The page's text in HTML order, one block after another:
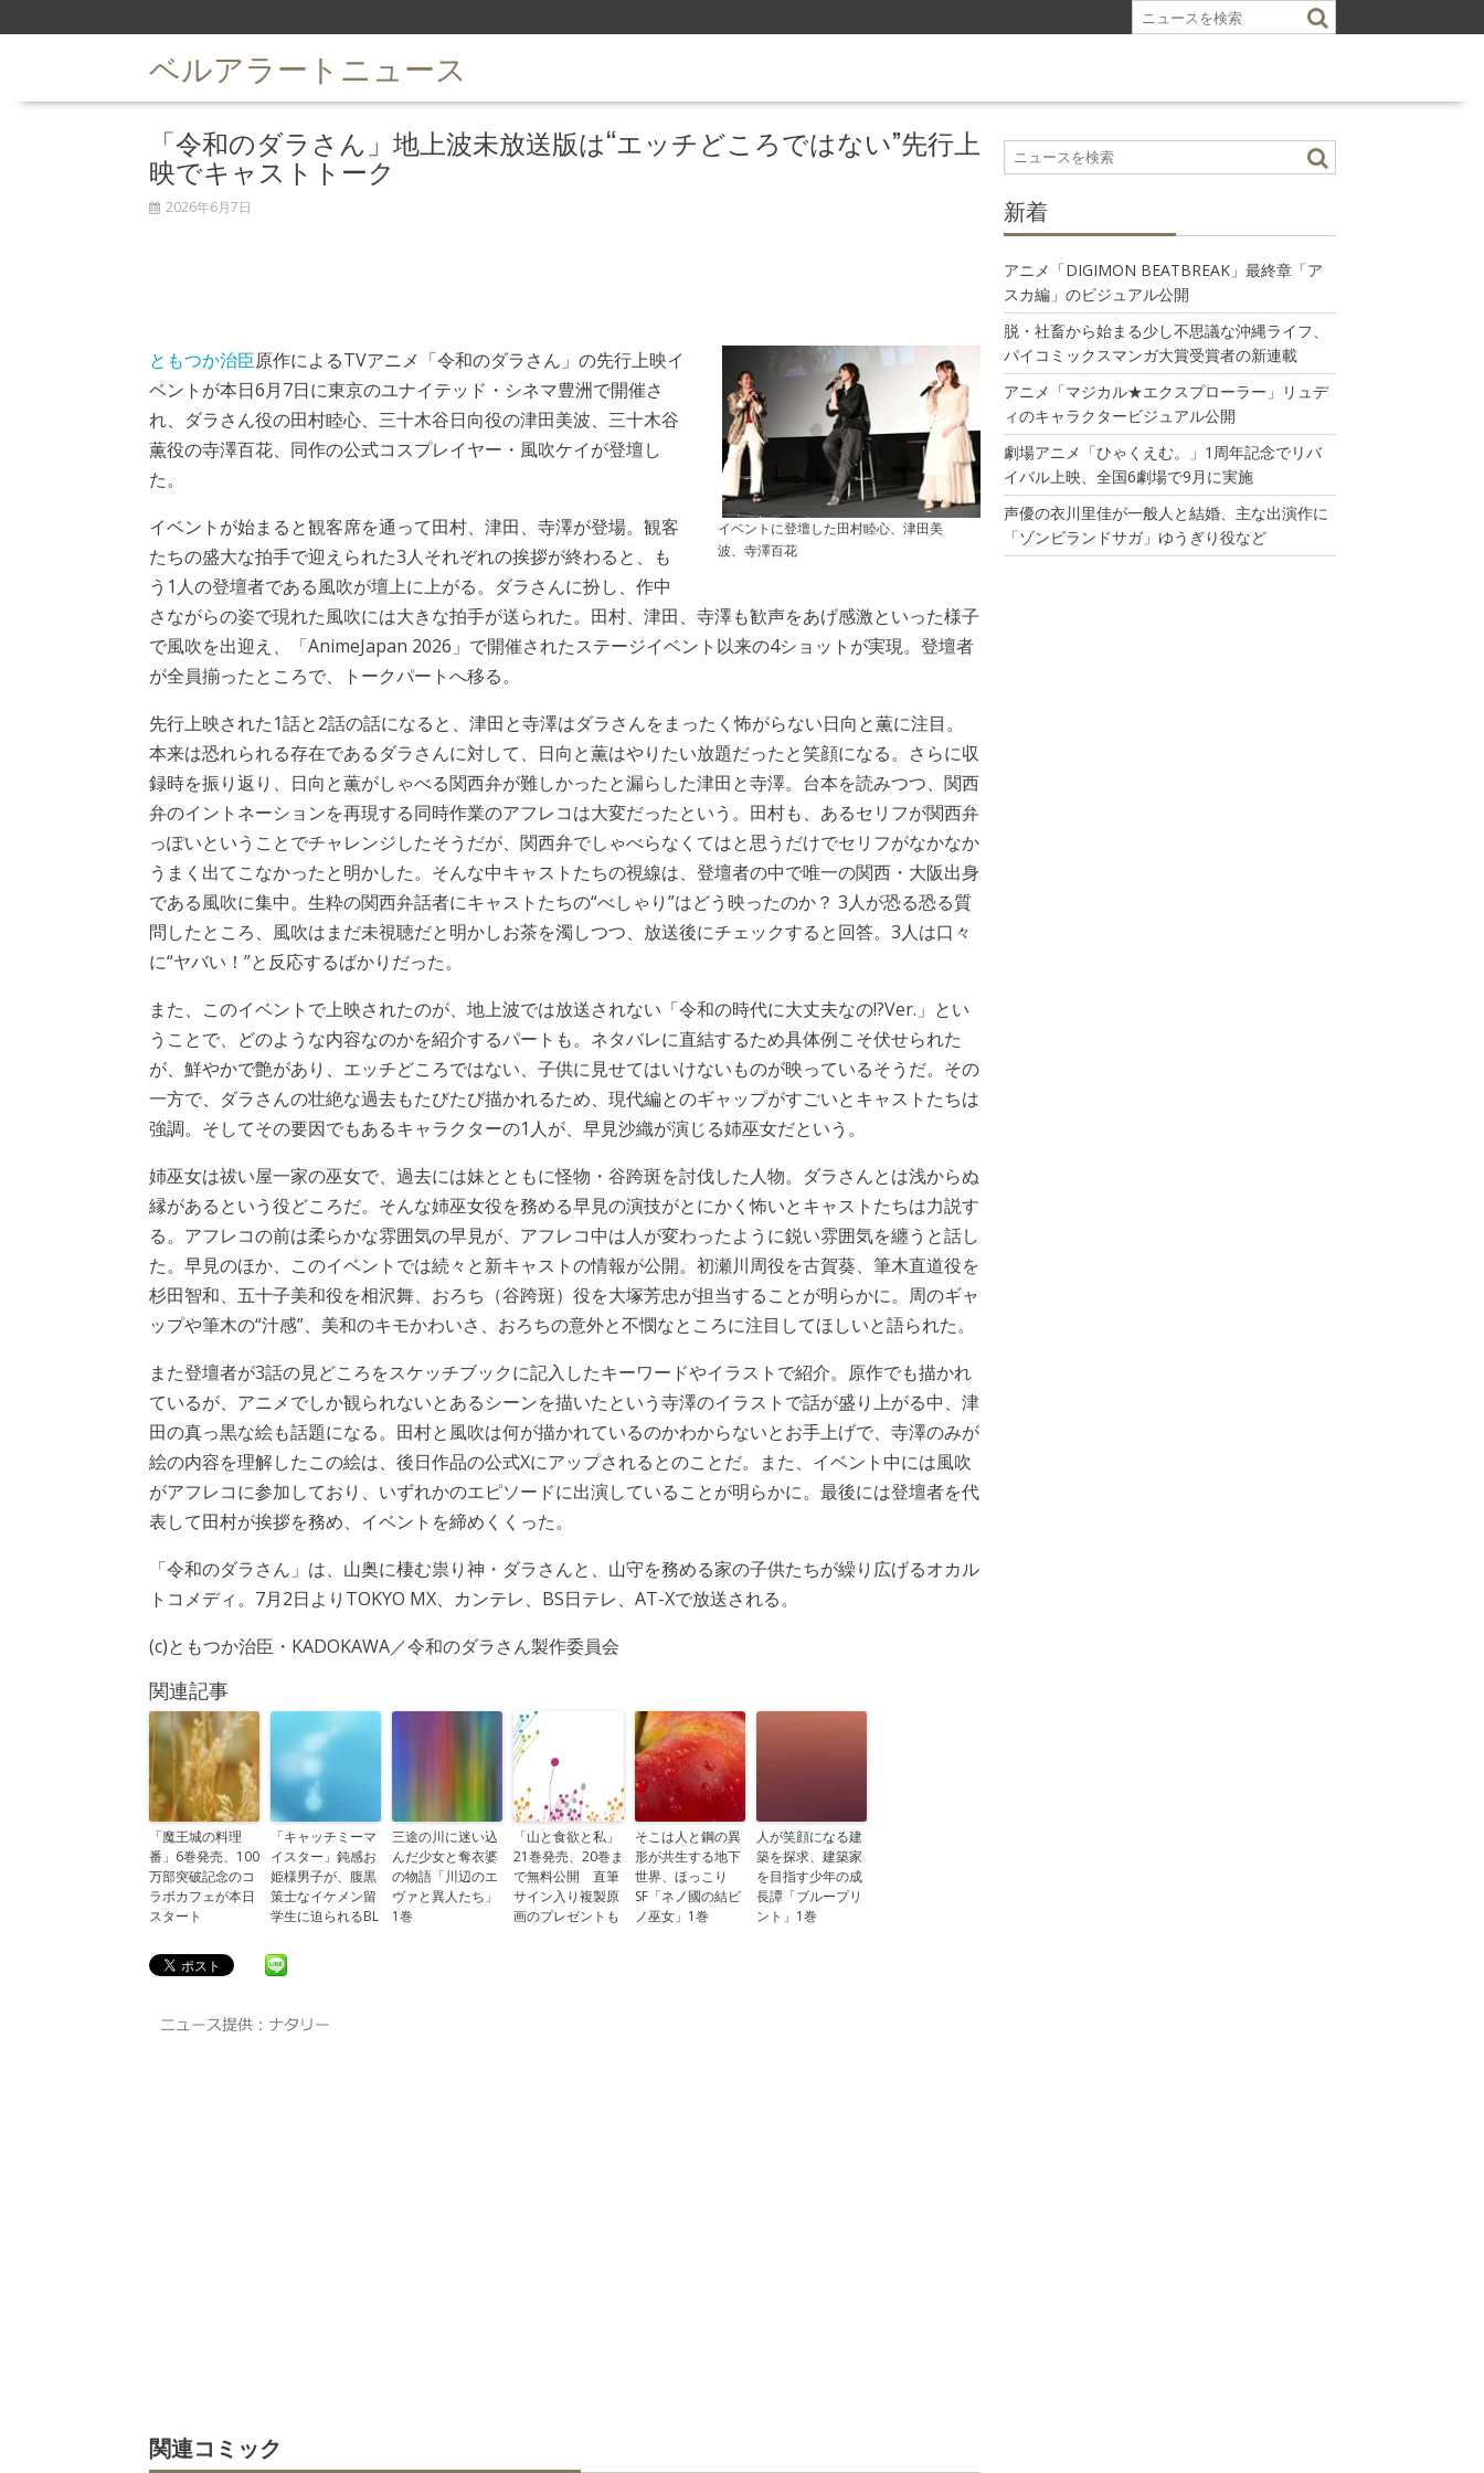
k
ベルアラートニュース
「令和のダラさん」地上波未放送版は“エッチどころではない”先行上
映でキャストトーク
2026年6月7日
イベントに登壇した田村睦心、津田美
波、寺澤百花
ともつか治臣原作によるTVアニメ「令和のダラさん」の先行上映イ
ベントが本日6月7日に東京のユナイテッド・シネマ豊洲で開催さ
れ、ダラさん役の田村睦心、三十木谷日向役の津田美波、三十木谷
薫役の寺澤百花、同作の公式コスプレイヤー・風吹ケイが登壇し
た。
イベントが始まると観客席を通って田村、津田、寺澤が登場。観客
たちの盛大な拍手で迎えられた3人それぞれの挨拶が終わると、も
う1人の登壇者である風吹が壇上に上がる。ダラさんに扮し、作中
さながらの姿で現れた風吹には大きな拍手が送られた。田村、津田、寺澤も歓声をあげ感激といった様子
で風吹を出迎え、「AnimeJapan 2026」で開催されたステージイベント以来の4ショットが実現。登壇者
が全員揃ったところで、トークパートへ移る。
先行上映された1話と2話の話になると、津田と寺澤はダラさんをまったく怖がらない日向と薫に注目。
本来は恐れられる存在であるダラさんに対して、日向と薫はやりたい放題だったと笑顔になる。さらに収
録時を振り返り、日向と薫がしゃべる関西弁が難しかったと漏らした津田と寺澤。台本を読みつつ、関西
弁のイントネーションを再現する同時作業のアフレコは大変だったという。田村も、あるセリフが関西弁
っぽいということでチャレンジしたそうだが、関西弁でしゃべらなくてはと思うだけでセリフがなかなか
うまく出てこなかったと明かした。そんな中キャストたちの視線は、登壇者の中で唯一の関西・大阪出身
である風吹に集中。生粋の関西弁話者にキャストたちの“べしゃり”はどう映ったのか？ 3人が恐る恐る質
問したところ、風吹はまだ未視聴だと明かしお茶を濁しつつ、放送後にチェックすると回答。3人は口々
に“ヤバい！”と反応するばかりだった。
また、このイベントで上映されたのが、地上波では放送されない「令和の時代に大丈夫なの!?Ver.」とい
うことで、どのような内容なのかを紹介するパートも。ネタバレに直結するため具体例こそ伏せられた
が、鮮やかで艶があり、エッチどころではない、子供に見せてはいけないものが映っているそうだ。その
一方で、ダラさんの壮絶な過去もたびたび描かれるため、現代編とのギャップがすごいとキャストたちは
強調。そしてその要因でもあるキャラクターの1人が、早見沙織が演じる姉巫女だという。
姉巫女は祓い屋一家の巫女で、過去には妹とともに怪物・谷跨斑を討伐した人物。ダラさんとは浅からぬ
縁があるという役どころだ。そんな姉巫女役を務める早見の演技がとにかく怖いとキャストたちは力説す
る。アフレコの前は柔らかな雰囲気の早見が、アフレコ中は人が変わったように鋭い雰囲気を纏うと話し
た。早見のほか、このイベントでは続々と新キャストの情報が公開。初瀬川周役を古賀葵、筆木直道役を
杉田智和、五十子美和役を相沢舞、おろち（谷跨斑）役を大塚芳忠が担当することが明らかに。周のギャ
ップや筆木の“汁感”、美和のキモかわいさ、おろちの意外と不憫なところに注目してほしいと語られた。
また登壇者が3話の見どころをスケッチブックに記入したキーワードやイラストで紹介。原作でも描かれ
ているが、アニメでしか観られないとあるシーンを描いたという寺澤のイラストで話が盛り上がる中、津
田の真っ黒な絵も話題になる。田村と風吹は何が描かれているのかわからないとお手上げで、寺澤のみが
絵の内容を理解したこの絵は、後日作品の公式Xにアップされるとのことだ。また、イベント中には風吹
がアフレコに参加しており、いずれかのエピソードに出演していることが明らかに。最後には登壇者を代
表して田村が挨拶を務め、イベントを締めくくった。
「令和のダラさん」は、山奥に棲む祟り神・ダラさんと、山守を務める家の子供たちが繰り広げるオカル
トコメディ。7月2日よりTOKYO MX、カンテレ、BS日テレ、AT-Xで放送される。
(c)ともつか治⾂・KADOKAWA／令和のダラさん製作委員会
関連記事
「魔王城の料理
番」6巻発売、100
万部突破記念のコ
ラボカフェが本日
スタート
「キャッチミーマ
イスター」鈍感お
姫様男子が、腹黒
策士なイケメン留
学生に迫られるBL
三途の川に迷い込
んだ少女と奪衣婆
の物語「川辺のエ
ヴァと異人たち」
1巻
「山と食欲と私」
21巻発売、20巻ま
で無料公開 直筆
サイン入り複製原
画のプレゼントも
そこは人と鋼の異
形が共生する地下
世界、ほっこり
SF「ネノ國の結ビ
ノ巫女」1巻
人が笑顔になる建
築を探求、建築家
を目指す少年の成
長譚「ブループリ
ント」1巻
関連コミック
新着
アニメ「DIGIMON BEATBREAK」最終章「ア
スカ編」のビジュアル公開
脱・社畜から始まる少し不思議な沖縄ライフ、
パイコミックスマンガ大賞受賞者の新連載
アニメ「マジカル★エクスプローラー」リュデ
ィのキャラクタービジュアル公開
劇場アニメ「ひゃくえむ。」1周年記念でリバ
イバル上映、全国6劇場で9月に実施
声優の衣川里佳が一般人と結婚、主な出演作に
「ゾンビランドサガ」ゆうぎり役など